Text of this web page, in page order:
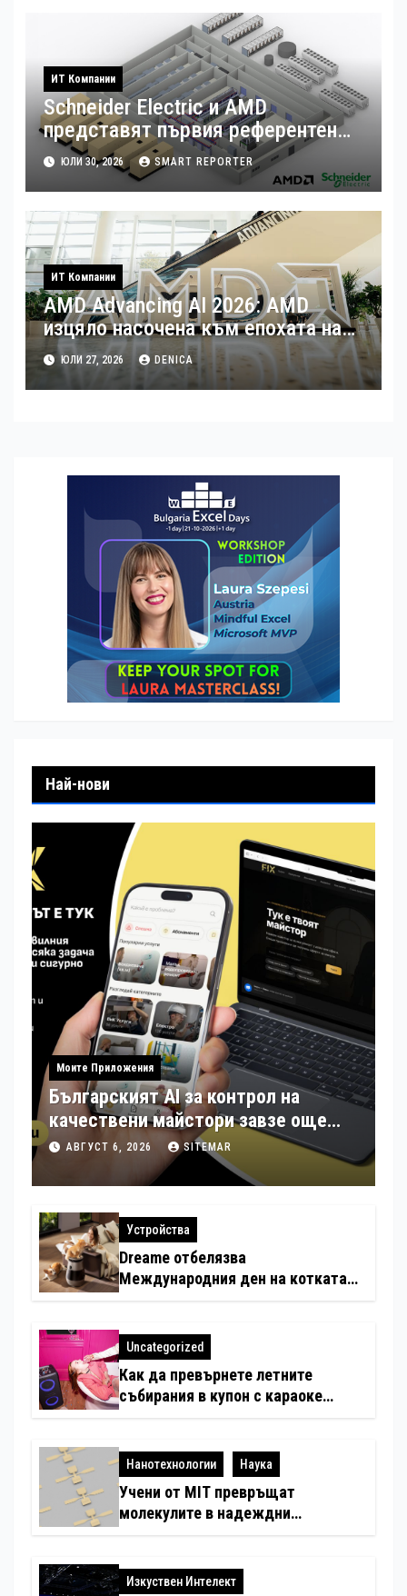
ИТ Компании
Schneider Electric и AMD
представят първия референтен
дизайн на платформата Helios за
ускорено изграждане на фабрики
за ИИ
ЮЛИ 30, 2026 SMART REPORTER
ИТ Компании
AMD Advancing AI 2026: AMD
изцяло насочена към епохата на
Агентния AI
ЮЛИ 27, 2026 DENICA
Най-нови
Моите Приложения
Българският AI за контрол на
качествени майстори завзе още
шест страни в Европа
АВГУСТ 6, 2026 SITEMAR
Устройства
Dreame отбелязва
Международния ден на котката
любимци
Uncategorized
Как да превърнете летните
събирания в купон с караоке
Нанотехнологии Наука
Учени от MIT превръщат
молекулите в надеждни
Изкуствен Интелект